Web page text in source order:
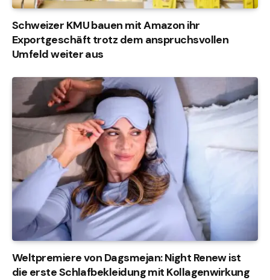
Schweizer KMU bauen mit Amazon ihr
Exportgeschäft trotz dem anspruchsvollen
Umfeld weiter aus
Weltpremiere von Dagsmejan: Night Renew ist
die erste Schlafbekleidung mit Kollagenwirkung